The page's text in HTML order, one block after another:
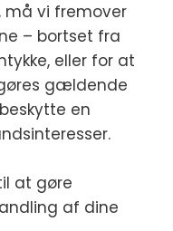
vi fremover
– bortset fra
eller for at
gældende
en
at gøre
af dine